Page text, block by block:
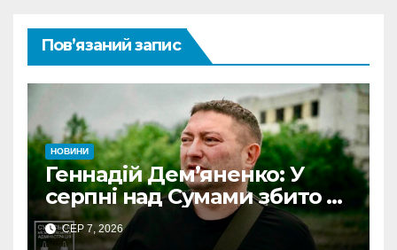
Пов’язаний запис
НОВИНИ
Геннадій Дем’яненко: У
серпні над Сумами збито 6
КАБів
СЕР 7, 2026